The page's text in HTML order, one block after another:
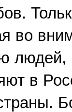
во
людей,
в